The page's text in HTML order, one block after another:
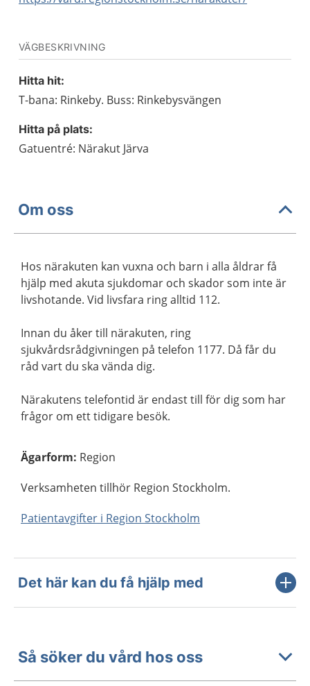
VÄGBESKRIVNING
Hitta hit:
T-bana: Rinkeby. Buss: Rinkebysvängen
Hitta på plats:
Gatuentré: Närakut Järva
Om oss
Hos närakuten kan vuxna och barn i alla åldrar få
hjälp med akuta sjukdomar och skador som inte är
livshotande. Vid livsfara ring alltid 112.
Innan du åker till närakuten, ring
sjukvårdsrådgivningen på telefon 1177. Då får du
råd vart du ska vända dig.
Närakutens telefontid är endast till för dig som har
frågor om ett tidigare besök.
Ägarform: Region
Verksamheten tillhör Region Stockholm.
Patientavgifter i Region Stockholm
Det här kan du få hjälp med
Så söker du vård hos oss